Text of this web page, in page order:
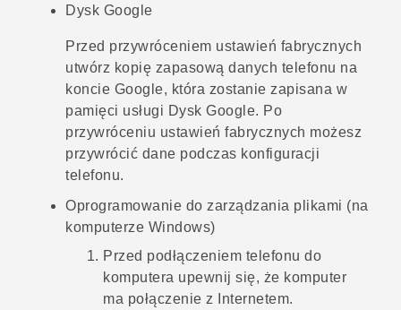
Dysk Google
Przed przywróceniem ustawień fabrycznych
utwórz kopię zapasową danych telefonu na
koncie Google, która zostanie zapisana w
pamięci usługi Dysk Google. Po
przywróceniu ustawień fabrycznych możesz
przywrócić dane podczas konfiguracji
telefonu.
Oprogramowanie do zarządzania plikami (na
komputerze Windows)
Przed podłączeniem telefonu do
komputera upewnij się, że komputer
ma połączenie z Internetem.